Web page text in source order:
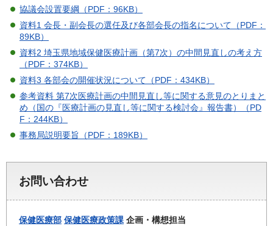
協議会設置要綱（PDF：96KB）
資料1 会長・副会長の選任及び各部会長の指名について（PDF：
89KB）
資料2 埼玉県地域保健医療計画（第7次）の中間見直しの考え方
（PDF：374KB）
資料3 各部会の開催状況について（PDF：434KB）
参考資料 第7次医療計画の中間見直し等に関する意見のとりまと
め（国の『医療計画の見直し等に関する検討会』報告書）（PD
F：244KB）
事務局説明要旨（PDF：189KB）
お問い合わせ
保健医療部 保健医療政策課 企画・構想担当